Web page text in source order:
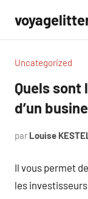
contenu
Uncategorized
Quels
d’un
par Louise
Il vous permet
les